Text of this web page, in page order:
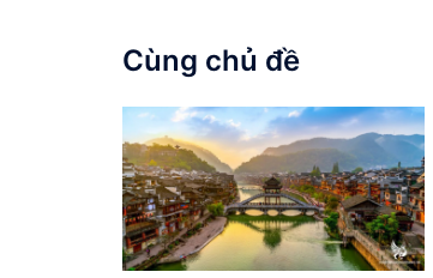
Cùng chủ đề